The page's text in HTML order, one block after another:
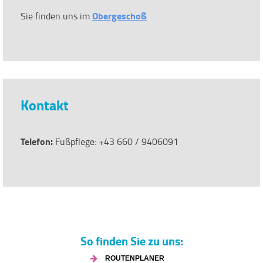
Sie finden uns imObergeschoß
Kontakt
Telefon: Fußpflege: +43 660 / 9406091
So finden Sie zu uns:
ROUTENPLANER